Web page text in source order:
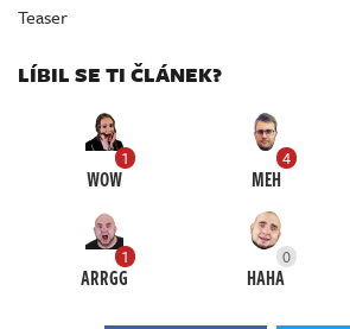
Teaser
LÍBIL SE TI ČLÁNEK?
1
WOW
4
MEH
1
ARRGG
0
HAHA